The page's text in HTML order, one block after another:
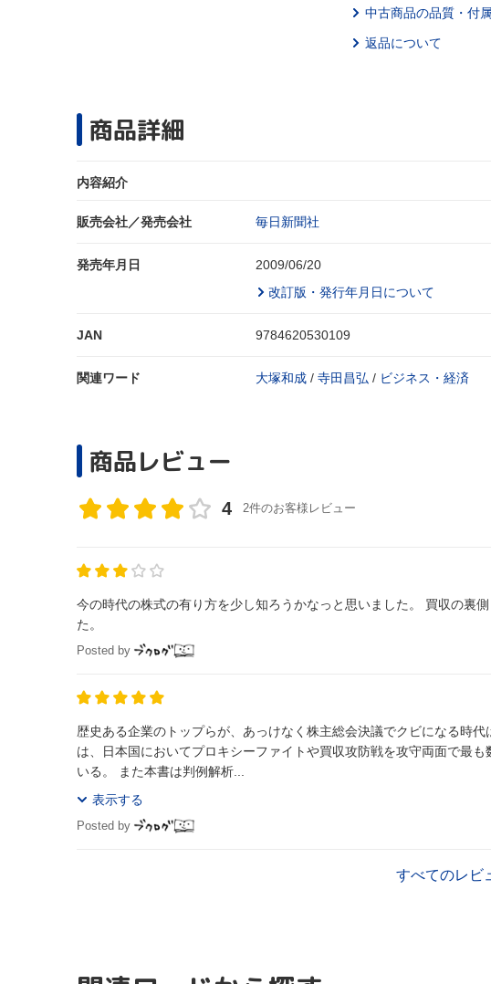
中古商品の品質・付
返品について
商品詳細
内容紹介
販売会社／発売会社 毎日新聞社
発売年月日
2009/06/20
改訂版・発行年月日について
JAN 9784620530109
関連ワード 大塚和成 / 寺田昌弘 / ビジネス・経済
商品レビュー
4 2件のお客様レビュー
今の時代の株式の有り方を少し知ろうかなっと思いました。 買収の裏
た。
Posted by
歴史ある企業のトップらが、あっけなく株主総会決議でクビになる時代は
は、日本国においてプロキシーファイトや買収攻防戦を攻守両面で最
いる。 また本書は判例解析...
表示する
Posted by
すべてのレビ